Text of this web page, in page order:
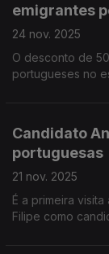
emigrantes
24 nov. 2025
O desconto de
portugueses no
Candidato
portuguesas
21 nov. 2025
É a primeira
Filipe como